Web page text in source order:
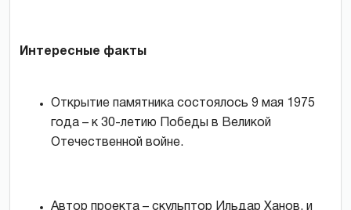
Интересные факты
Открытие памятника состоялось 9 мая 1975
года – к 30-летию Победы в Великой
Отечественной войне.
Автор проекта – скульптор Ильдар Ханов, и